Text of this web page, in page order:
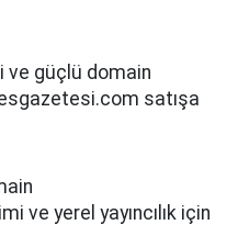
ve güçlü domain
satışa
ve yerel yayıncılık için